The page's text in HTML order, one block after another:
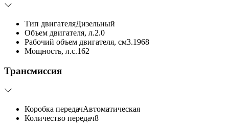
Тип двигателяДизельный
Объем двигателя, л.2.0
Рабочий объем двигателя, см3.1968
Мощность, л.с.162
Трансмиссия
Коробка передачАвтоматическая
Количество передач8